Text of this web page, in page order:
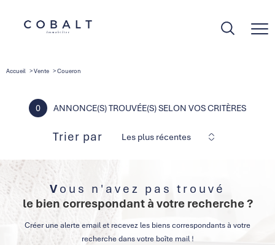
Accueil Vente Coueron
0 ANNONCE(S) TROUVÉE(S) SELON VOS CRITÈRES
Trier par Les plus récentes
Vous n'avez pas trouvé
le bien correspondant à votre recherche ?
Créer une alerte email et recevez les biens correspondants à votre
recherche dans votre boîte mail !